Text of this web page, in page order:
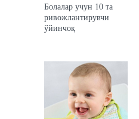
Болалар учун 10 та
ривожлантирувчи
ўйинчоқ